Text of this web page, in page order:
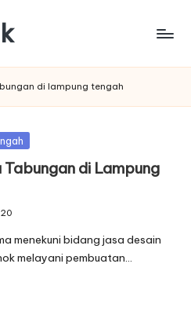
di lampung tengah
di Lampung
menekuni bidang jasa desain
melayani pembuatan…